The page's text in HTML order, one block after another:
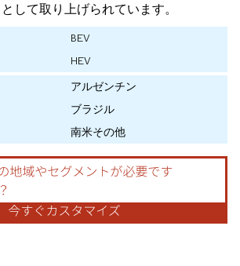
して取り上げられています。
BEV
HEV
アルゼンチン
ブラジル
南米その他